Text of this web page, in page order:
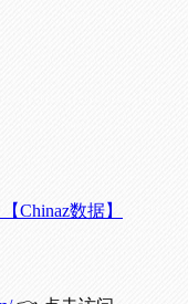
【Chinaz数据】